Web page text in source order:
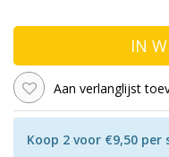
IN
Aan verlanglijst
Koop 2 voor €9,50 per